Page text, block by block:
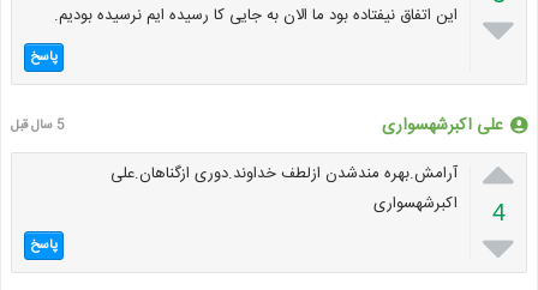

این اتفاق نیفتاده بود ما الان به جایی کا رسیده ایم نرسیده بودیم.
پاسخ
علی اکبرشهسواری 5 سال قبل

4

آرامش.بهره مندشدن ازلطف خداوند.دوری ازگناهان.علی
اکبرشهسواری
پاسخ